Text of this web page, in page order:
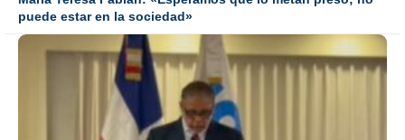
puede estar en la sociedad»